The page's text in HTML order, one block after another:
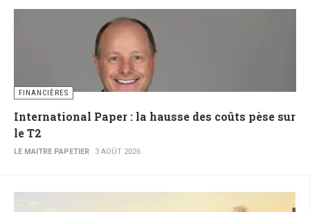
FINANCIÈRES
International Paper : la hausse des coûts pèse sur
le T2
LE MAITRE PAPETIER 3 AOÛT 2026